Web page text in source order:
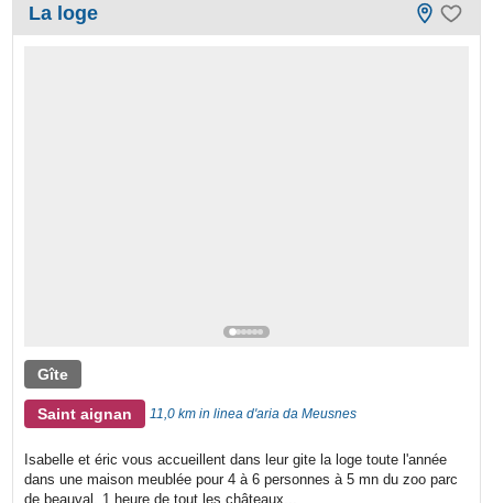
La loge
Gîte
Saint aignan 11,0 km in linea d'aria da Meusnes
Isabelle et éric vous accueillent dans leur gite la loge toute l'année
dans une maison meublée pour 4 à 6 personnes à 5 mn du zoo parc
de beauval, 1 heure de tout les châteaux...